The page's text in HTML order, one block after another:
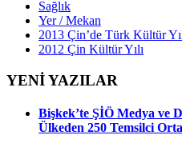
Sağlık
Yer / Mekan
2013 Çin’de Türk Kültür
2012 Çin Kültür Yılı
YENİ YAZILAR
Bişkek’te ŞİÖ Medya ve
Ülkeden 250 Temsilci